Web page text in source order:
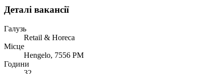
Деталі вакансії
Галузь
Retail & Horeca
Місце
Hengelo, 7556 PM
Години